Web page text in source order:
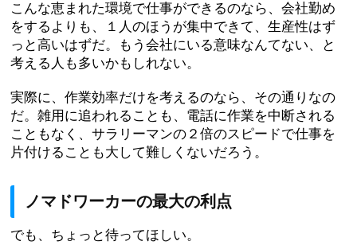
こんな恵まれた環境で仕事ができるのなら、会社勤め
をするよりも、１人のほうが集中できて、生産性はず
っと高いはずだ。もう会社にいる意味なんてない、と
考える人も多いかもしれない。
実際に、作業効率だけを考えるのなら、その通りなの
だ。雑用に追われることも、電話に作業を中断される
こともなく、サラリーマンの２倍のスピードで仕事を
片付けることも大して難しくないだろう。
ノマドワーカーの最大の利点
でも、ちょっと待ってほしい。